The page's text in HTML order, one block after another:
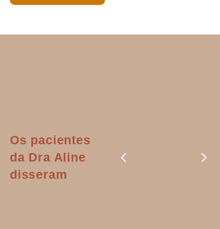
Os pacientes
da Dra Aline
disseram